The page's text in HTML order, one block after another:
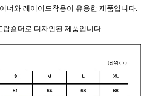
너와 레이어드착용이 유용한 제품입니다.
숄더로 디자인된 제품입니다.